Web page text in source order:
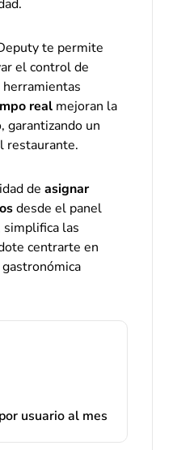
te permite
el control de
real mejoran la
garantizando un
restaurante.
de asignar
desde el panel
simplifica las
centrarte en
usuario al mes